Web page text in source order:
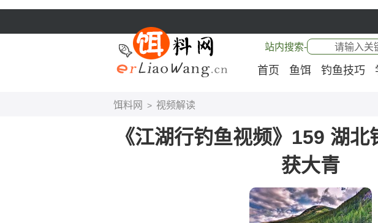
站内搜索-
首页 鱼饵 钓鱼技巧
饵料网 > 视频解读
《江湖行钓鱼视频》159 湖
获大青